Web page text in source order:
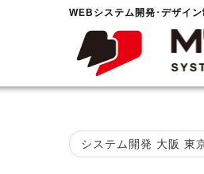
WEBシステム開発･デザイ
システム開発 大阪 東